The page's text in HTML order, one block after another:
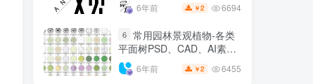
6年前 ￥2 6694
6 常用园林景观植物-各类
平面树PSD、CAD、AI素材
线稿
6年前 ￥2 6455